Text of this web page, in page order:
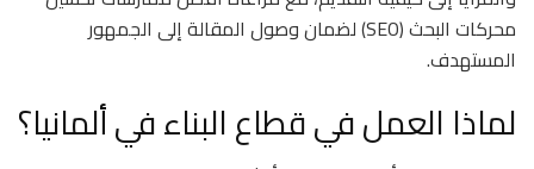
محركات البحث (SEO) لضمان وصول المقالة إلى الجمهور
المستهدف.
لماذا العمل في قطاع البناء في ألمانيا؟